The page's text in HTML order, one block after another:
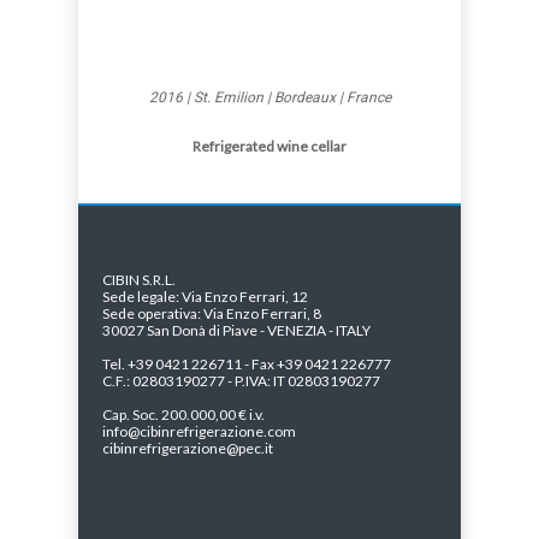
2016 | St. Emilion | Bordeaux | France
Refrigerated wine cellar
CIBIN S.R.L.
Sede legale: Via Enzo Ferrari, 12
Sede operativa: Via Enzo Ferrari, 8
30027 San Donà di Piave - VENEZIA - ITALY
Tel. +39 0421 226711 - Fax +39 0421 226777
C.F.: 02803190277 - P.IVA: IT 02803190277
Cap. Soc. 200.000,00 € i.v.
info@cibinrefrigerazione.com
cibinrefrigerazione@pec.it